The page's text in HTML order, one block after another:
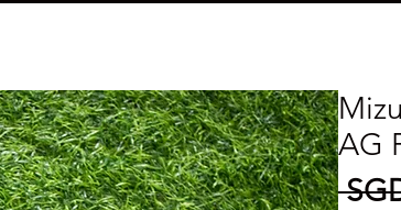
AG